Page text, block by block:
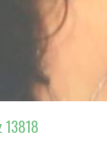
13818